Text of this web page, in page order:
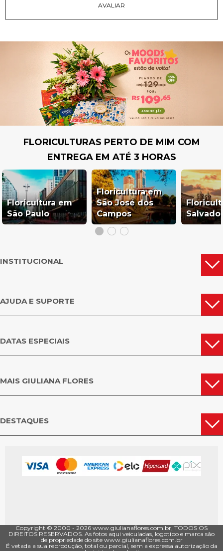
FLORICULTURAS PERTO DE MIM COM
ENTREGA EM ATÉ 3 HORAS
Floricultura em
São Paulo
Floricultura em
São José dos
Campos
INSTITUCIONAL
AJUDA E SUPORTE
DATAS ESPECIAIS
MAIS GIULIANA FLORES
DESTAQUES
Copyright © 2000 - ­2026 www.giulianaflores.com.br, TODOS OS
DIREITOS RESERVADOS. As fotos aqui veiculadas, logotipo e marca são
de propriedade do site www.giulianaflores.com.br
É vetada a sua reprodução, total ou parcial, sem a expressa autorização da